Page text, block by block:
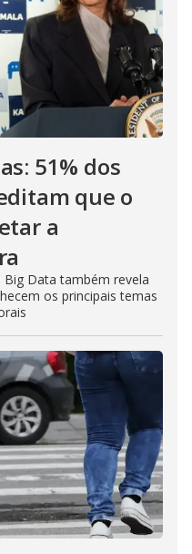
51% dos
que o
a
Data também revela
os principais temas